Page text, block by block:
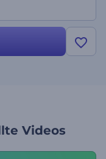
Videos